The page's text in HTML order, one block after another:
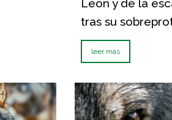
León y de la
tras su
leer más